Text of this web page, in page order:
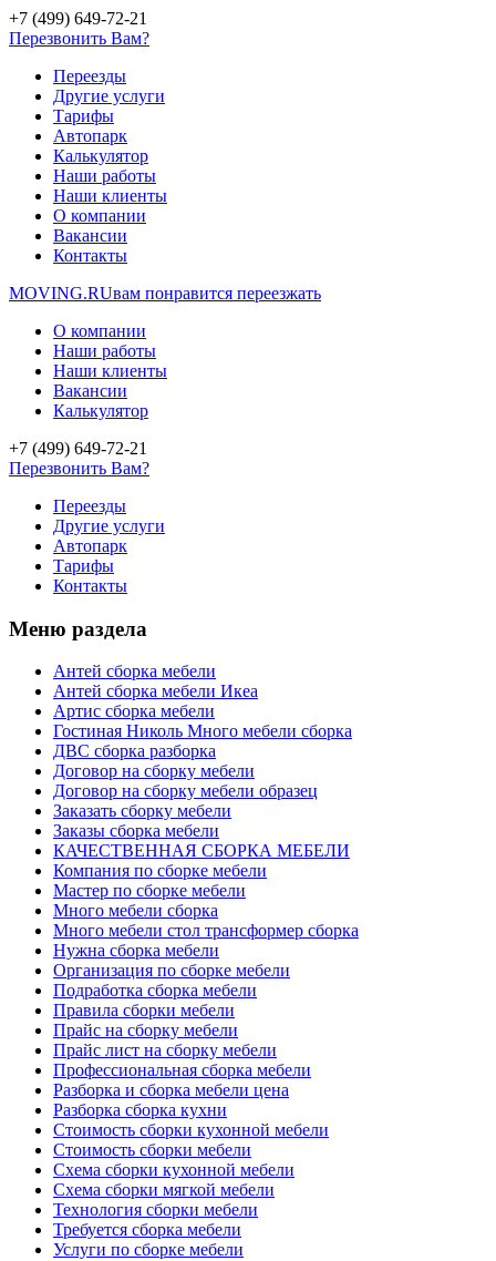
+7 (499) 649-72-21
Перезвонить Вам?
Переезды
Другие услуги
Тарифы
Автопарк
Калькулятор
Наши работы
Наши клиенты
О компании
Вакансии
Контакты
MOVING.RUвам понравится переезжать
О компании
Наши работы
Наши клиенты
Вакансии
Калькулятор
+7 (499) 649-72-21
Перезвонить Вам?
Переезды
Другие услуги
Автопарк
Тарифы
Контакты
Меню раздела
Антей сборка мебели
Антей сборка мебели Икеа
Артис сборка мебели
Гостиная Николь Много мебели сборка
ДВС сборка разборка
Договор на сборку мебели
Договор на сборку мебели образец
Заказать сборку мебели
Заказы сборка мебели
КАЧЕСТВЕННАЯ СБОРКА МЕБЕЛИ
Компания по сборке мебели
Мастер по сборке мебели
Много мебели сборка
Много мебели стол трансформер сборка
Нужна сборка мебели
Организация по сборке мебели
Подработка сборка мебели
Правила сборки мебели
Прайс на сборку мебели
Прайс лист на сборку мебели
Профессиональная сборка мебели
Разборка и сборка мебели цена
Разборка сборка кухни
Стоимость сборки кухонной мебели
Стоимость сборки мебели
Схема сборки кухонной мебели
Схема сборки мягкой мебели
Технология сборки мебели
Требуется сборка мебели
Услуги по сборке мебели